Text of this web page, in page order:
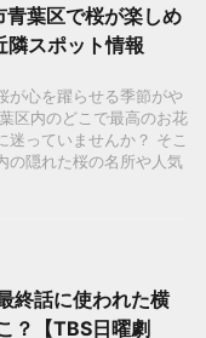
青葉区で桜が楽しめ
隣スポット情報
が心を躍らせる季節がや
区内のどこで最高のお花
迷っていませんか？ そこ
の隠れた桜の名所や人気
終話に使われた横
？【TBS日曜劇